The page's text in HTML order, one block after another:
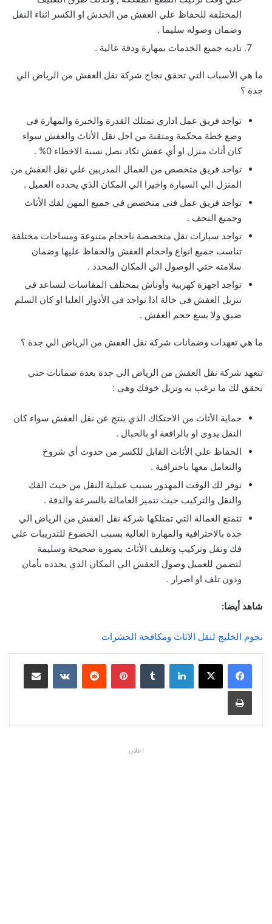
المختلفة للحفاظ علي العفش من الخدش او الكسر اثناء النقل
وضمان وصوله سليما .
تاديه جميع الخدمات بمهارة ودقة عالية .
ما هي الأسباب التي تحقق نجاح شركة نقل العفش من الرياض الي
جدة ؟
تواجد فريق عمل اداري تمتلك القدرة والخبرة والمهارة في
وضع خطة محكمة ومتقنة من اجل نقل الأثاث والعفش سواء
كان أثاث منزل او أي عفش تكاد نصل نسبة الاخطاء 0% .
تواجد فريق متخصص من العمال المدربين علي نقل العفش من
المنزل الي السيارة واخيرا الي المكان الذي يحدده العميل .
تواجد فريق عمل فني متخصص في جميع المهن لفك الأثاث
وجميع التحف .
تواجد سيارات نقل متخصصة باحجام متنوعة ومساحات مختلفة
تناسب جميع انواع واحجام العفش والحفاظ عليها وضمان
سلامته حتي الوصول الي المكان المحدد .
تواجد اجهزة كهربية وأوناش بمختلف المقاسات لتساعد في
تنزيل العفش في حالة اذا تواجد في الأدوار العليا او كان السلم
ضيق ولا يسع حجم العفش .
ما هي تعهدات وضمانات شركة نقل العفش من الرياض الي جدة ؟
تتعهد شركة نقل العفش من الرياض الي جدة بعدة ضمانات حتي
تحقق لك ما ترغب به وتزيل خوفك وهي :
حماية الأثاث من الاحتكاك الذي ينتج عن نقل العفش سواء كان
النقل يدوى او بالرافعة او بالحبال .
الحفاظ علي الأثاث القابل للكسر من حدوث أي شروخ
والتعامل معها باحترافية .
توفر لك الوقت المهدور بسبب عملية النقل من حيث الفك
والنقل والتركيب حيث تتميز العامالة بالسرعة والدقة .
تتمتع العمالة التي تمتلكها شركة نقل العفش من الرياض الي
جدة بالاحترافية والمهارة العالية بسبب الخضوع للتدريبات علي
فك ونقل وتركيب وتغليف الأثاث بصورة صحيحة وسليمة
لتضمن للعميل وصول العفش الي المكان الذي يحدده بأمان
ودون تلف او اضرار .
شاهد أيضا:
نجوم الخليج لنقل الاثاث ومكافحة الحشرات
لينكدإن بينتيريست مشاركة عبر البريد
طباعة
اعلان